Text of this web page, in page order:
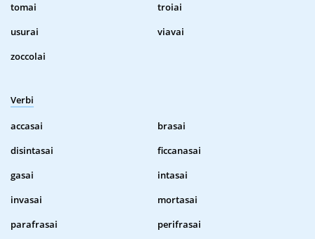
tomai
troiai
usurai
viavai
zoccolai
Verbi
accasai
brasai
disintasai
ficcanasai
gasai
intasai
invasai
mortasai
parafrasai
perifrasai